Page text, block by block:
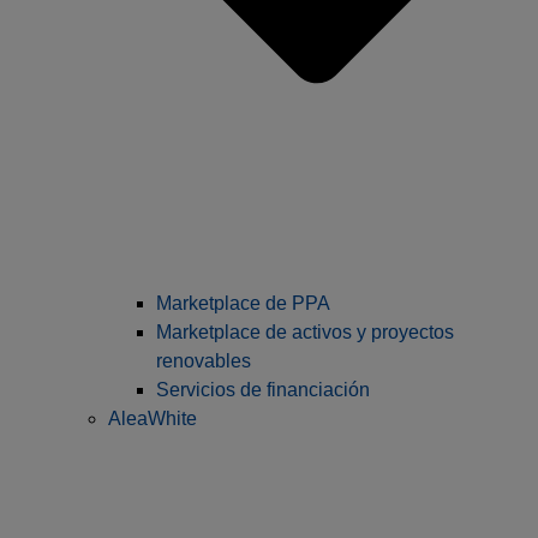
Marketplace de PPA
Marketplace de activos y proyectos
renovables
Servicios de financiación
AleaWhite